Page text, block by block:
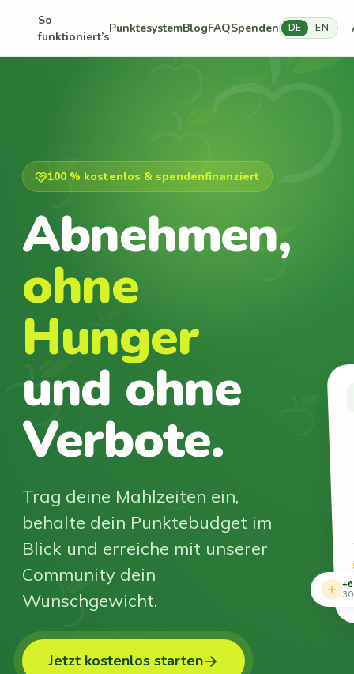
So
funktioniert’s
PunktesystemBlogFAQSpenden DE EN
100 % kostenlos & spendenfinanziert
Abnehmen,
ohne
Hunger
und ohne
Verbote.
Trag deine Mahlzeiten ein,
behalte dein Punktebudget im
Blick und erreiche mit unserer
Community dein
Wunschgewicht.
Jetzt kostenlos starten